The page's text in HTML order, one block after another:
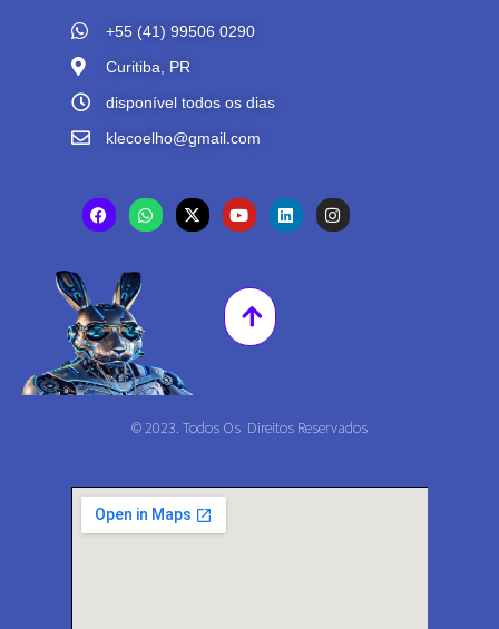
+55 (41) 99506 0290
Curitiba, PR
disponível todos os dias
klecoelho@gmail.com
© 2023. Todos Os Direitos Reservados